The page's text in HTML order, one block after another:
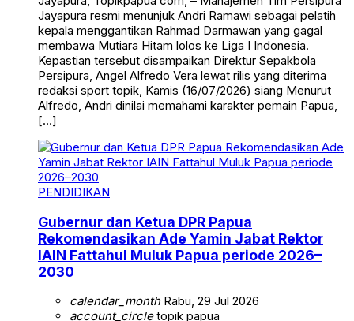
Jayapura resmi menunjuk Andri Ramawi sebagai pelatih
kepala menggantikan Rahmad Darmawan yang gagal
membawa Mutiara Hitam lolos ke Liga I Indonesia.
Kepastian tersebut disampaikan Direktur Sepakbola
Persipura, Angel Alfredo Vera lewat rilis yang diterima
redaksi sport topik, Kamis (16/07/2026) siang Menurut
Alfredo, Andri dinilai memahami karakter pemain Papua,
[…]
PENDIDIKAN
Gubernur dan Ketua DPR Papua
Rekomendasikan Ade Yamin Jabat Rektor
IAIN Fattahul Muluk Papua periode 2026–
2030
calendar_monthRabu, 29 Jul 2026
account_circletopik papua